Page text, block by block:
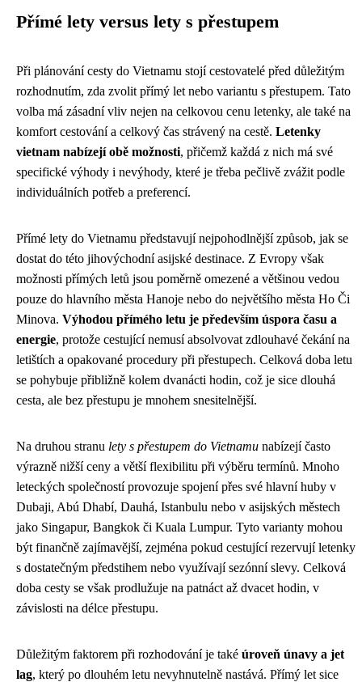
Přímé lety versus lety s přestupem
Při plánování cesty do Vietnamu stojí cestovatelé před důležitým
rozhodnutím, zda zvolit přímý let nebo variantu s přestupem. Tato
volba má zásadní vliv nejen na celkovou cenu letenky, ale také na
komfort cestování a celkový čas strávený na cestě. Letenky
vietnam nabízejí obě možnosti, přičemž každá z nich má své
specifické výhody i nevýhody, které je třeba pečlivě zvážit podle
individuálních potřeb a preferencí.
Přímé lety do Vietnamu představují nejpohodlnější způsob, jak se
dostat do této jihovýchodní asijské destinace. Z Evropy však
možnosti přímých letů jsou poměrně omezené a většinou vedou
pouze do hlavního města Hanoje nebo do největšího města Ho Či
Minova. Výhodou přímého letu je především úspora času a
energie, protože cestující nemusí absolvovat zdlouhavé čekání na
letištích a opakované procedury při přestupech. Celková doba letu
se pohybuje přibližně kolem dvanácti hodin, což je sice dlouhá
cesta, ale bez přestupu je mnohem snesitelnější.
Na druhou stranu lety s přestupem do Vietnamu nabízejí často
výrazně nižší ceny a větší flexibilitu při výběru termínů. Mnoho
leteckých společností provozuje spojení přes své hlavní huby v
Dubaji, Abú Dhabí, Dauhá, Istanbulu nebo v asijských městech
jako Singapur, Bangkok či Kuala Lumpur. Tyto varianty mohou
být finančně zajímavější, zejména pokud cestující rezervují letenky
s dostatečným předstihem nebo využívají sezónní slevy. Celková
doba cesty se však prodlužuje na patnáct až dvacet hodin, v
závislosti na délce přestupu.
Důležitým faktorem při rozhodování je také úroveň únavy a jet
lag, který po dlouhém letu nevyhnutelně nastává. Přímý let sice